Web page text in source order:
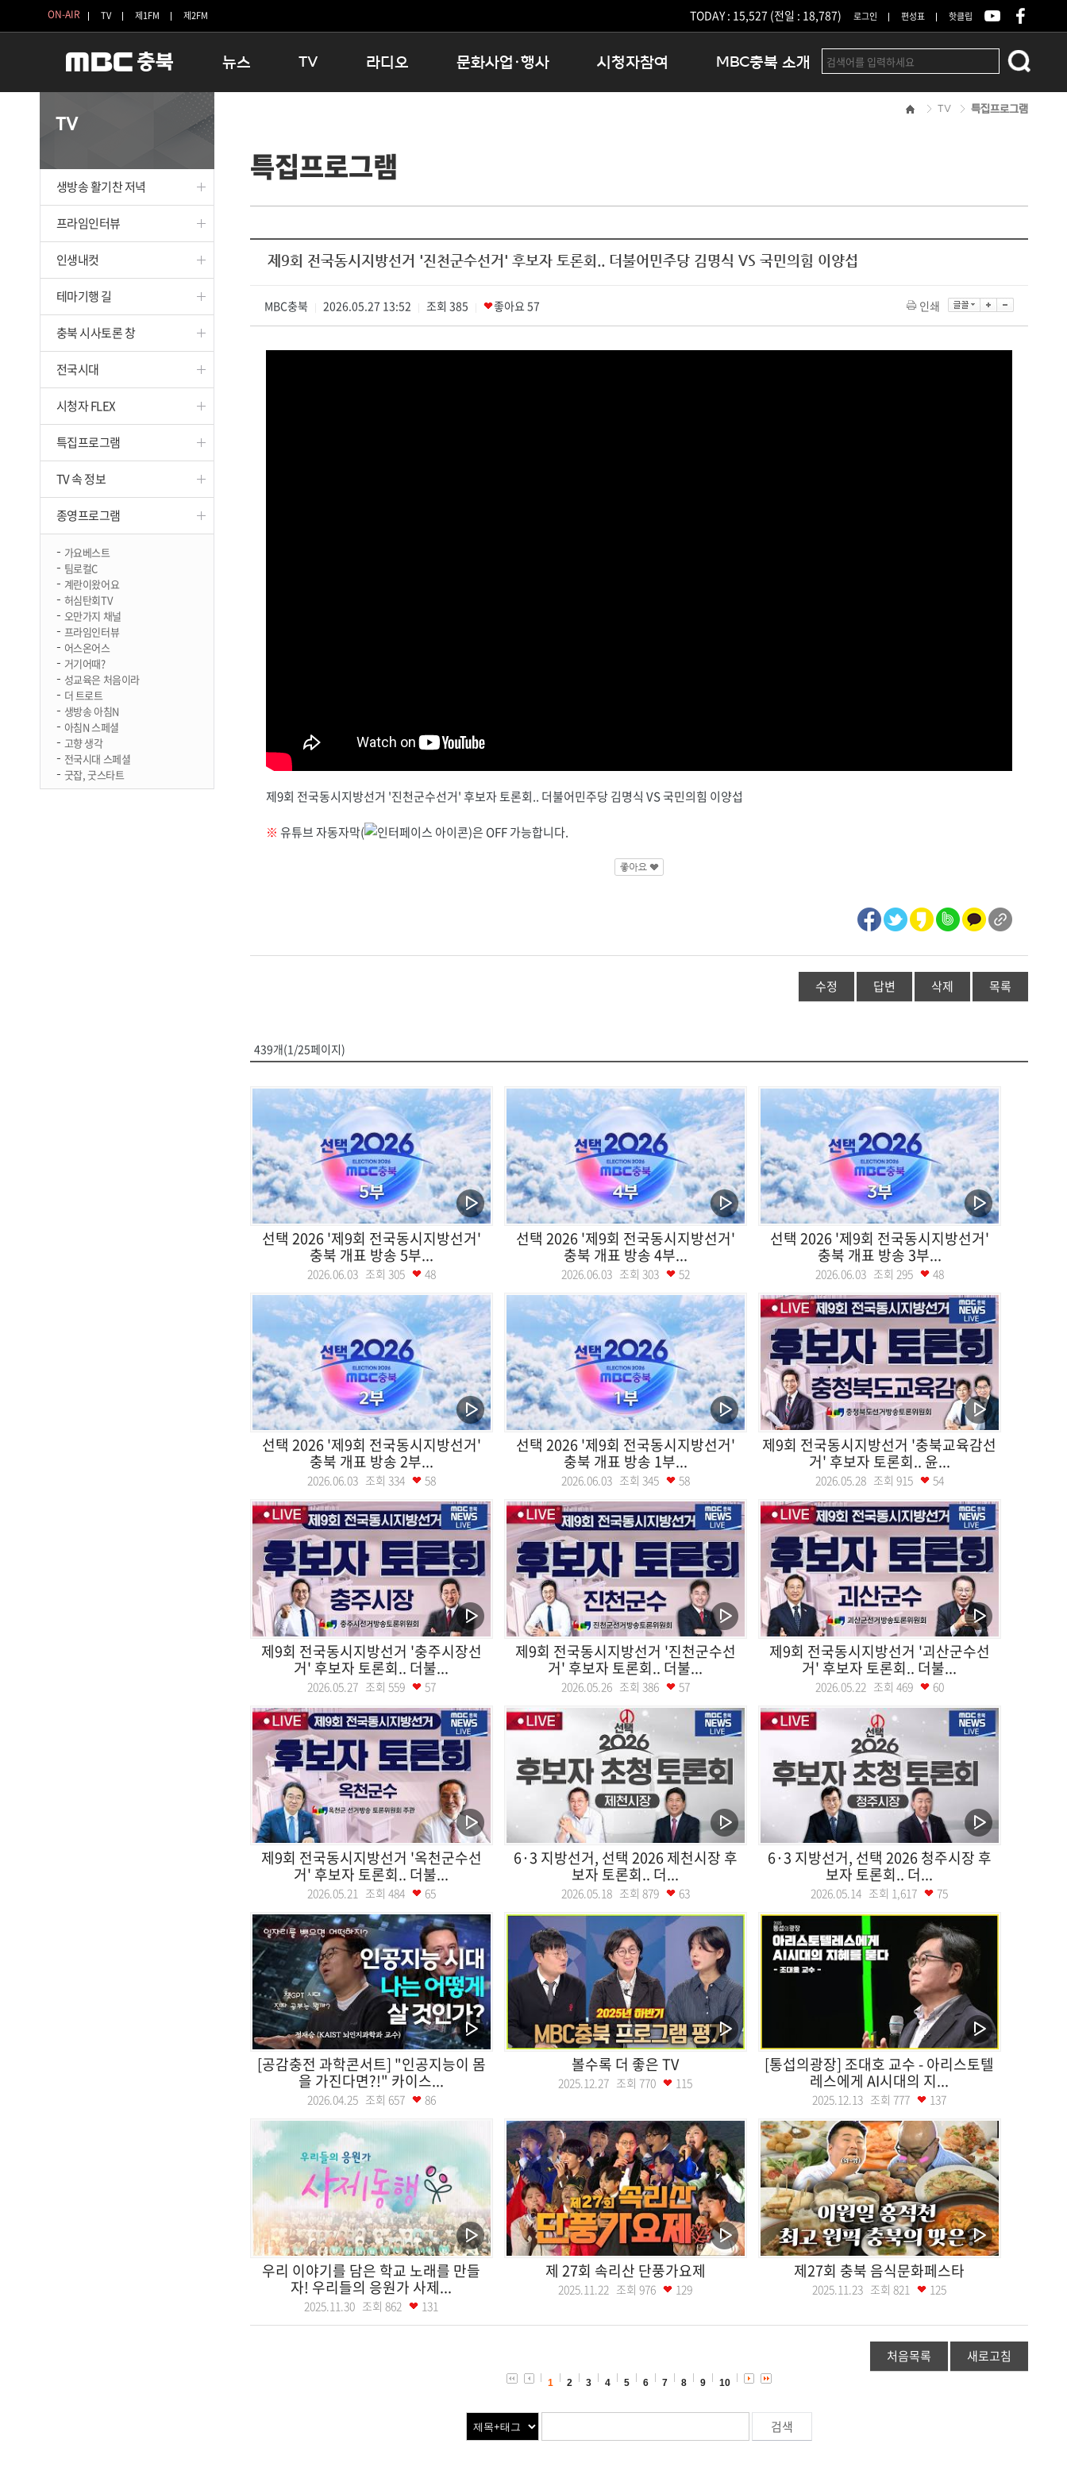
ON-AIR TV 제1FM 제2FM TODAY : 15,527 (전일 : 18,787) 로그인 편성표 핫클립
뉴스
보은
옥천
TV
인생내컷
테마기행 길
시청자 FLEX
특집프로그램
종영프로그램
라디오
16:00 완벽한 하루
우리 고향, 부탁해!
문화사업·행사
충청북도 음식문화페스타
청원생명쌀 대청호마라톤
로컬 콘텐츠 Hub
문화행사 아카이빙
시청자참여 MBC충북 소개
오시는길
결산공고
TV
생방송 활기찬 저녁
프라임인터뷰
인생내컷
테마기행 길
충북 시사토론 창
전국시대
시청자 FLEX
특집프로그램
TV 속 정보
종영프로그램
가요베스트
팀로컬C
계란이왔어요
허심탄회TV
오만가지 채널
프라임인터뷰
어스온어스
거기어때?
성교육은 처음이라
더 트로트
생방송 아침N
아침N 스페셜
고향 생각
전국시대 스페셜
굿잡, 굿스타트
TV 특집프로그램
특집프로그램
제9회 전국동시지방선거 '진천군수선거' 후보자 토론회.. 더불어민주당 김명식 VS 국민의힘 이양섭
MBC충북 2026.05.27 13:52 조회 385 좋아요57 인쇄
제9회 전국동시지방선거 '진천군수선거' 후보자 토론회.. 더불어민주당 김명식 VS 국민의힘 이양섭
※ 유튜브 자동자막( )은 OFF 가능합니다.
수정 답변 삭제 목록
439개(1/25페이지)
선택 2026 '제9회 전국동시지방선거'
충북 개표 방송 5부...
2026.06.03 조회 305 48
선택 2026 '제9회 전국동시지방선거'
충북 개표 방송 4부...
2026.06.03 조회 303 52
선택 2026 '제9회 전국동시지방선거'
충북 개표 방송 3부...
2026.06.03 조회 295 48
선택 2026 '제9회 전국동시지방선거'
충북 개표 방송 2부...
2026.06.03 조회 334 58
선택 2026 '제9회 전국동시지방선거'
충북 개표 방송 1부...
2026.06.03 조회 345 58
제9회 전국동시지방선거 '충북교육감선
거' 후보자 토론회.. 윤...
2026.05.28 조회 915 54
제9회 전국동시지방선거 '충주시장선
거' 후보자 토론회.. 더불...
2026.05.27 조회 559 57
제9회 전국동시지방선거 '진천군수선
거' 후보자 토론회.. 더불...
2026.05.26 조회 386 57
제9회 전국동시지방선거 '괴산군수선
거' 후보자 토론회.. 더불...
2026.05.22 조회 469 60
제9회 전국동시지방선거 '옥천군수선
거' 후보자 토론회.. 더불...
2026.05.21 조회 484 65
6·3 지방선거, 선택 2026 제천시장 후
보자 토론회.. 더...
2026.05.18 조회 879 63
6·3 지방선거, 선택 2026 청주시장 후
보자 토론회.. 더...
2026.05.14 조회 1,617 75
[공감충전 과학콘서트] "인공지능이 몸
을 가진다면?!" 카이스...
2026.04.25 조회 657 86
볼수록 더 좋은 TV
2025.12.27 조회 770 115
[통섭의광장] 조대호 교수 - 아리스토텔
레스에게 AI시대의 지...
2025.12.13 조회 777 137
우리 이야기를 담은 학교 노래를 만들
자! 우리들의 응원가 사제...
2025.11.30 조회 862 131
제 27회 속리산 단풍가요제
2025.11.22 조회 976 129
제27회 충북 음식문화페스타
2025.11.23 조회 821 125
처음목록 새로고침
1 2 3 4 5 6 7 8 9 10